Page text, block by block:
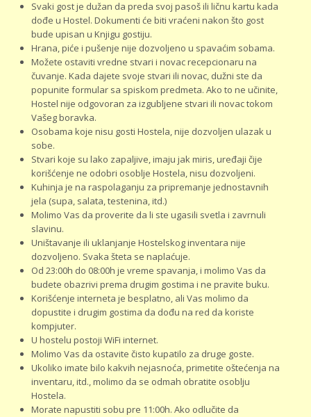
Svaki gost je dužan da preda svoj pasoš ili ličnu kartu kada
dođe u Hostel. Dokumenti će biti vraćeni nakon što gost
bude upisan u Knjigu gostiju.
Hrana, piće i pušenje nije dozvoljeno u spavaćim sobama.
Možete ostaviti vredne stvari i novac recepcionaru na
čuvanje. Kada dajete svoje stvari ili novac, dužni ste da
popunite formular sa spiskom predmeta. Ako to ne učinite,
Hostel nije odgovoran za izgubljene stvari ili novac tokom
Vašeg boravka.
Osobama koje nisu gosti Hostela, nije dozvoljen ulazak u
sobe.
Stvari koje su lako zapaljive, imaju jak miris, uređaji čije
korišćenje ne odobri osoblje Hostela, nisu dozvoljeni.
Kuhinja je na raspolaganju za pripremanje jednostavnih
jela (supa, salata, testenina, itd.)
Molimo Vas da proverite da li ste ugasili svetla i zavrnuli
slavinu.
Uništavanje ili uklanjanje Hostelskog inventara nije
dozvoljeno. Svaka šteta se naplaćuje.
Od 23:00h do 08:00h je vreme spavanja, i molimo Vas da
budete obazrivi prema drugim gostima i ne pravite buku.
Korišćenje interneta je besplatno, ali Vas molimo da
dopustite i drugim gostima da dođu na red da koriste
kompjuter.
U hostelu postoji WiFi internet.
Molimo Vas da ostavite čisto kupatilo za druge goste.
Ukoliko imate bilo kakvih nejasnoća, primetite oštećenja na
inventaru, itd., molimo da se odmah obratite osoblju
Hostela.
Morate napustiti sobu pre 11:00h. Ako odlučite da